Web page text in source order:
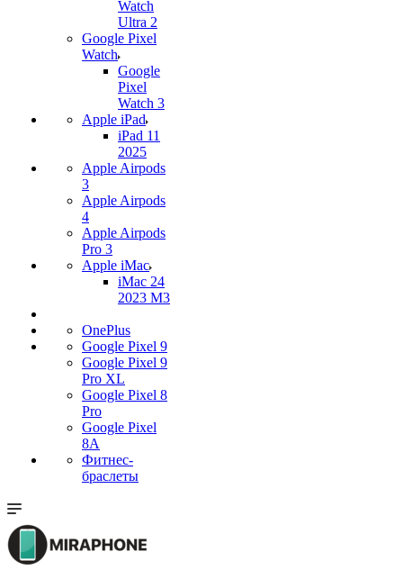
Watch
Ultra 2
Google Pixel
Watch
Google
Pixel
Watch 3
Apple iPad
iPad 11
2025
Apple Airpods
3
Apple Airpods
4
Apple Airpods
Pro 3
Apple iMac
iMac 24
2023 M3
OnePlus
Google Pixel 9
Google Pixel 9
Pro XL
Google Pixel 8
Pro
Google Pixel
8A
Фитнес-
браслеты